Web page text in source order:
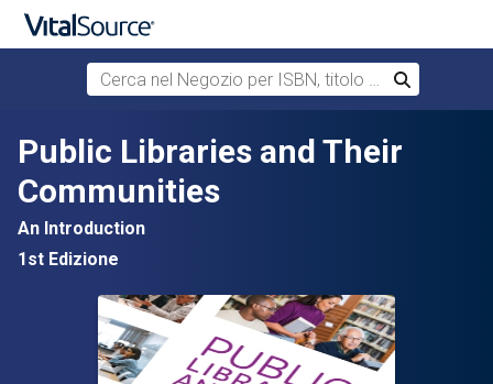
Passa al contenuto principale
Cerca nel Negozio per ISBN, titolo o autore
Cerca
Public Libraries and Their
Communities
An Introduction
1st Edizione